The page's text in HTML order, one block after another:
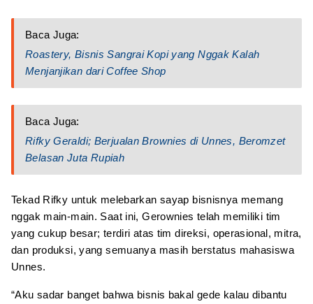
Baca Juga:
Roastery, Bisnis Sangrai Kopi yang Nggak Kalah
Menjanjikan dari Coffee Shop
Baca Juga:
Rifky Geraldi; Berjualan Brownies di Unnes, Beromzet
Belasan Juta Rupiah
Tekad Rifky untuk melebarkan sayap bisnisnya memang
nggak main-main. Saat ini, Gerownies telah memiliki tim
yang cukup besar; terdiri atas tim direksi, operasional, mitra,
dan produksi, yang semuanya masih berstatus mahasiswa
Unnes.
“Aku sadar banget bahwa bisnis bakal gede kalau dibantu